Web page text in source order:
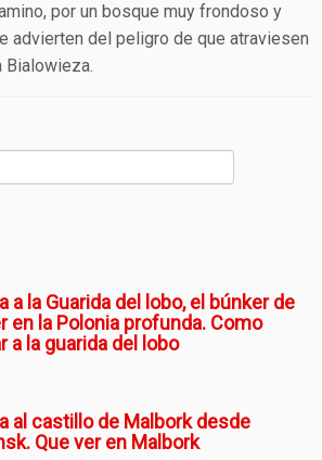
por un bosque muy frondoso y
advierten del peligro de que atraviesen
a la Guarida del lobo, el búnker de
en la Polonia profunda. Como
a la guarida del lobo
al castillo de Malbork desde
Que ver en Malbork